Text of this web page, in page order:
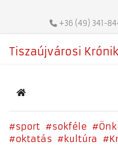
+36 (49) 341-
Tiszaújvárosi
Home
sport sokféle
oktatás
kultúra